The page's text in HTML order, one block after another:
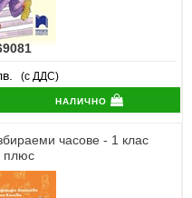
(с ДДС)
налично
часове - 1 клас
плюс